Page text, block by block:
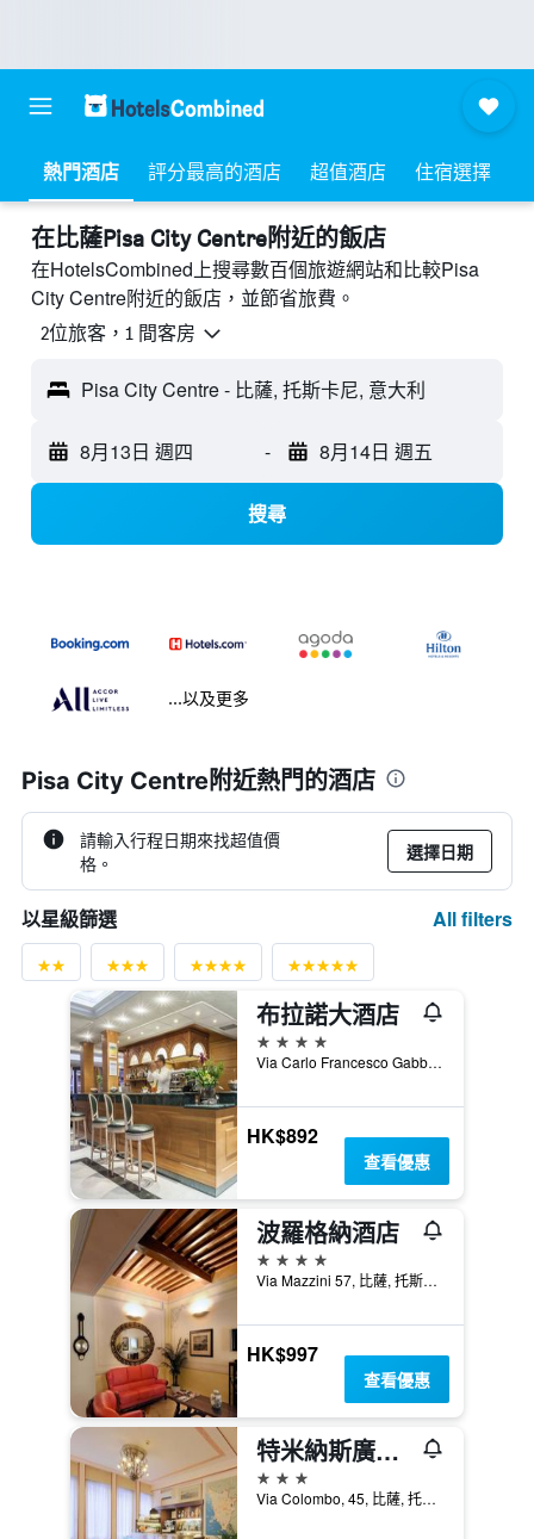
熱門酒店 評分最高的酒店 超值酒店 住宿選擇
​在比薩Pisa City Centre附近​的飯店
在HotelsCombined上搜尋數百個旅遊網站和比較Pisa
City Centre附近的飯店，並節省旅費。
2位旅客，1 間客房
Pisa City Centre - 比薩, 托斯卡尼, 意大利
8月13日 週四 - 8月14日 週五
搜尋
...以及更多
Pisa City Centre附近熱門的酒店
請輸入行程日期來找超值價
格。
選擇日期
以星級篩選 All filters
布拉諾大酒店
4星級
Via Carlo Francesco Gabba, 17, 比薩, 托斯卡尼, 義大利
HK$892
查看優惠
波羅格納酒店
4星級
Via Mazzini 57, 比薩, 托斯卡尼, 義大利
HK$997
查看優惠
特米納斯廣場酒店
3星級
Via Colombo, 45, 比薩, 托斯卡尼, 義大利